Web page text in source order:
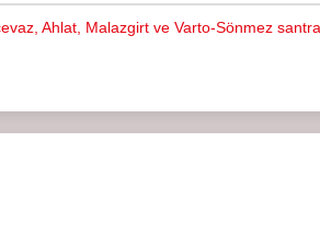
Ahlat, Malazgirt ve Varto-Sönmez